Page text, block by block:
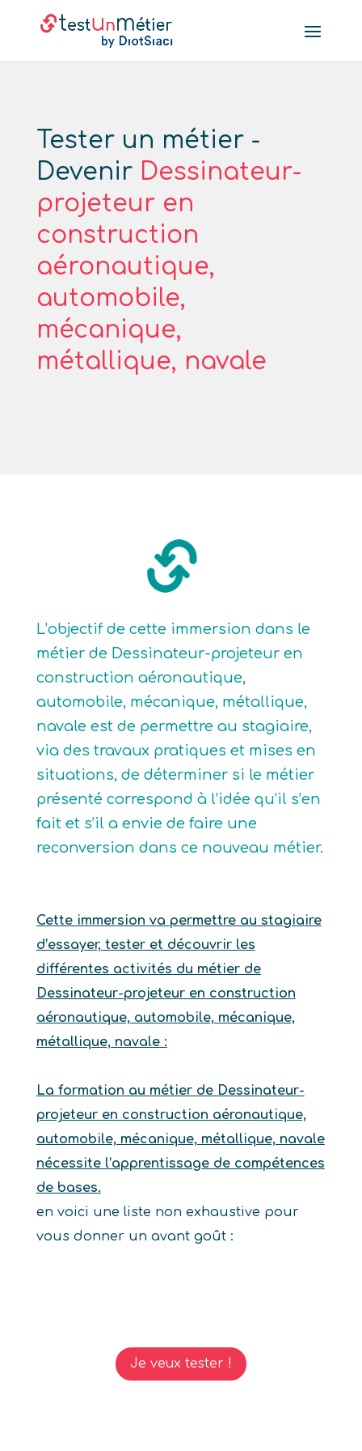
Tester un métier -
Devenir Dessinateur-
projeteur en
construction
aéronautique,
automobile,
mécanique,
métallique, navale
L’objectif de cette immersion dans le
métier de Dessinateur-projeteur en
construction aéronautique,
automobile, mécanique, métallique,
navale est de permettre au stagiaire,
via des travaux pratiques et mises en
situations, de déterminer si le métier
présenté correspond à l’idée qu’il s’en
fait et s’il a envie de faire une
reconversion dans ce nouveau métier.
Cette immersion va permettre au stagiaire
d’essayer, tester et découvrir les
différentes activités du métier de
Dessinateur-projeteur en construction
aéronautique, automobile, mécanique,
métallique, navale :
La formation au métier de Dessinateur-
projeteur en construction aéronautique,
automobile, mécanique, métallique, navale
nécessite l’apprentissage de compétences
de bases.
en voici une liste non exhaustive pour
vous donner un avant goût :
Je veux tester !